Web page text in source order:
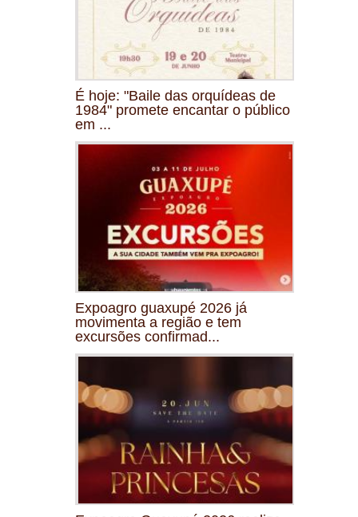
É hoje: "Baile das orquídeas de
1984" promete encantar o público
em ...
Expoagro guaxupé 2026 já
movimenta a região e tem
excursões confirmad...